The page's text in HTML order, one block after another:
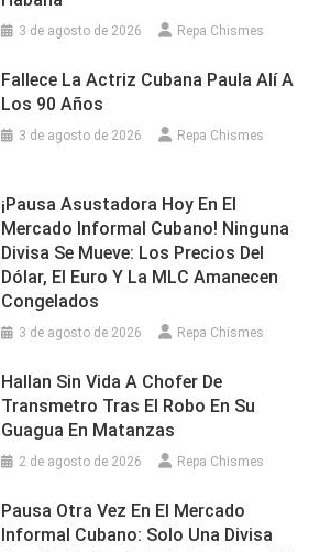
3 de agosto de 2026 Repa Chismes
Fallece La Actriz Cubana Paula Alí A
Los 90 Años
3 de agosto de 2026 Repa Chismes
¡Pausa Asustadora Hoy En El
Mercado Informal Cubano! Ninguna
Divisa Se Mueve: Los Precios Del
Dólar, El Euro Y La MLC Amanecen
Congelados
3 de agosto de 2026 Repa Chismes
Hallan Sin Vida A Chofer De
Transmetro Tras El Robo En Su
Guagua En Matanzas
2 de agosto de 2026 Repa Chismes
Pausa Otra Vez En El Mercado
Informal Cubano: Solo Una Divisa